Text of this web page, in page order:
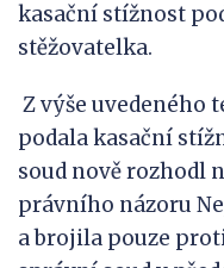
kasační stížnost
stěžovatelka.
Z výše uvedeného
podala kasační
soud nově rozhodl
právního názoru
a brojila pouze